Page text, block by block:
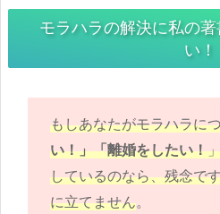
モラハラの解決に私の
い！
もしあなたがモラハラに
い！」「離婚をしたい！
しているのなら、残念で
に立てません。